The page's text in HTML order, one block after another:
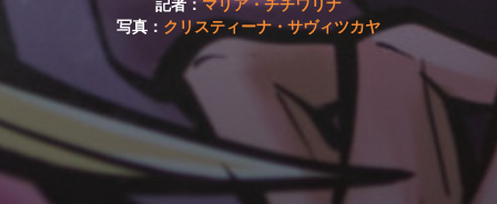
写真： クリスティーナ・サヴィツカヤ